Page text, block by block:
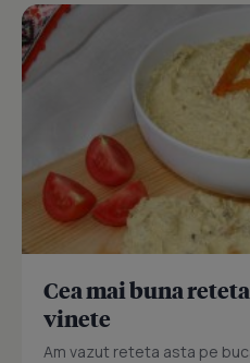
Cea mai buna
vinete
Am vazut reteta asta pe